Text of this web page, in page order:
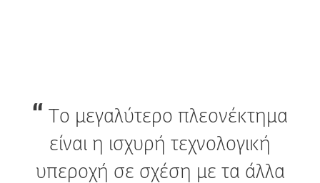
Το μεγαλύτερο πλεονέκτημα
είναι η ισχυρή τεχνολογική
υπεροχή σε σχέση με τα άλλα